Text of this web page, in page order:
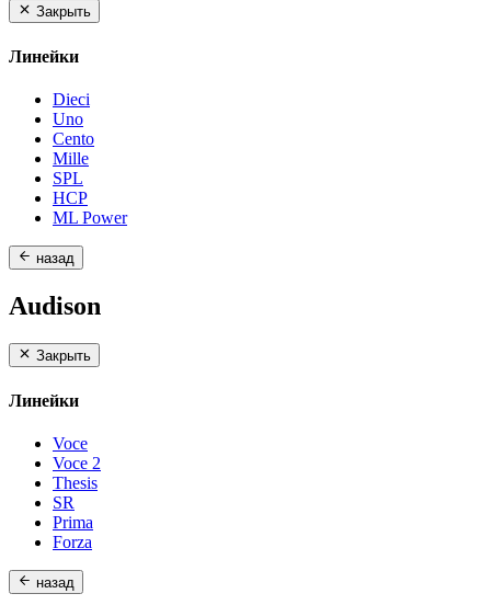
Закрыть
Линейки
Dieci
Uno
Cento
Mille
SPL
HCP
ML Power
назад
Audison
Закрыть
Линейки
Voce
Voce 2
Thesis
SR
Prima
Forza
назад